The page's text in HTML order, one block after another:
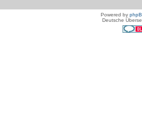
Powered by
Deutsche